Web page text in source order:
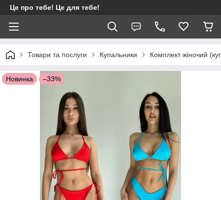
Це про тебе! Це для тебе!
Товари та послуги Купальники Комплект жіночий
Новинка –33%